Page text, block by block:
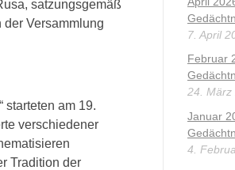
satzungsgemäß
Versammlung
“ starteten am 19.
verschiedener
Tradition der
7. April
Februar
24. März
Januar
4.